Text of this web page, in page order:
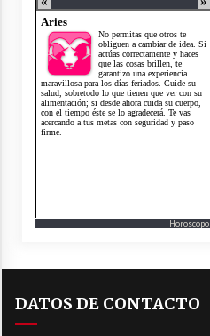
Horoscopo
DATOS DE CONTACTO